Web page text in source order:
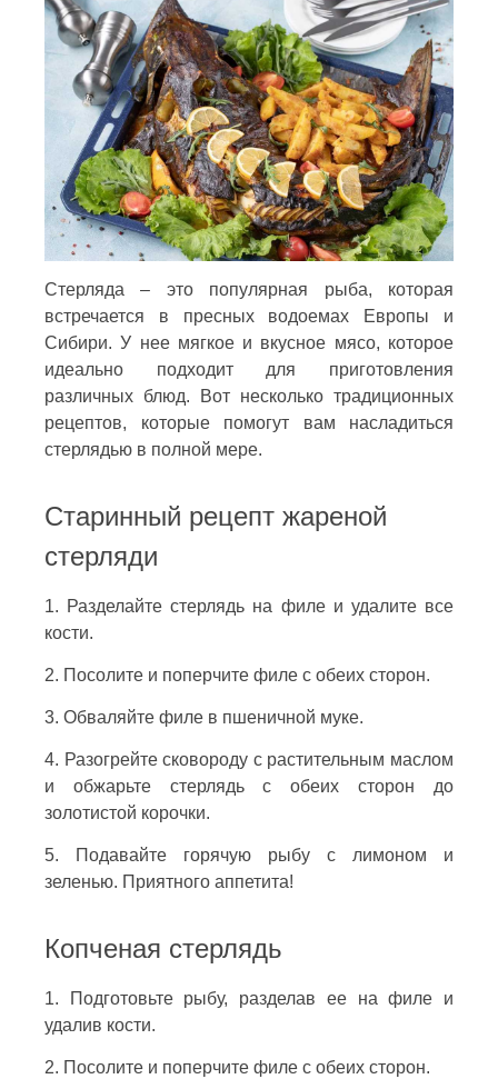
Стерляда – это популярная рыба, которая
встречается в пресных водоемах Европы и
Сибири. У нее мягкое и вкусное мясо, которое
идеально подходит для приготовления
различных блюд. Вот несколько традиционных
рецептов, которые помогут вам насладиться
стерлядью в полной мере.
Старинный рецепт жареной
стерляди
1. Разделайте стерлядь на филе и удалите все
кости.
2. Посолите и поперчите филе с обеих сторон.
3. Обваляйте филе в пшеничной муке.
4. Разогрейте сковороду с растительным маслом
и обжарьте стерлядь с обеих сторон до
золотистой корочки.
5. Подавайте горячую рыбу с лимоном и
зеленью. Приятного аппетита!
Копченая стерлядь
1. Подготовьте рыбу, разделав ее на филе и
удалив кости.
2. Посолите и поперчите филе с обеих сторон.